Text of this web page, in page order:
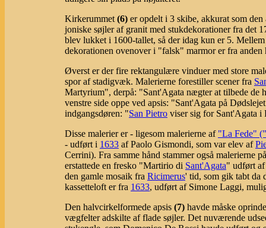
Kirkerummet (6) er opdelt i 3 skibe, akkurat som
joniske søjler af granit med stukdekorationer fra det
blev lukket i 1600-tallet, så der idag kun er 5.
dekorationen ovenover i "falsk" marmor er fra anden
Øverst er der fire rektangulære vinduer med store
spor af stadigvæk. Malerierne forestiller scener fra
Martyrium", derpå: "Sant'Agata nægter at tilbede de
venstre side oppe ved apsis: "Sant'Agata på
indgangsdøren: "San Pietro viser sig for Sant'Agata i
Disse malerier er - ligesom malerierne af "La Fede"
- udført i 1633 af Paolo Gismondi, som var elev af
Cerrini). Fra samme hånd stammer også malerierne
erstattede en fresko "Martirio di Sant'Agata" udført af
den gamle mosaik fra Ricimerus' tid, som gik tabt da
kassetteloft er fra 1633, udført af Simone Laggi,
Den halvcirkelformede apsis (7) havde måske
vægfelter adskilte af flade søjler. Det nuværende